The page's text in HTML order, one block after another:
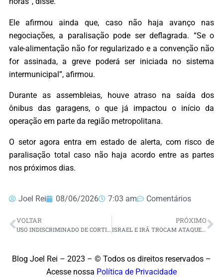
Ele afirmou ainda que, caso não haja avanço nas
negociações, a paralisação pode ser deflagrada. “Se o
vale-alimentação não for regularizado e a convenção não
for assinada, a greve poderá ser iniciada no sistema
intermunicipal”, afirmou.
Durante as assembleias, houve atraso na saída dos
ônibus das garagens, o que já impactou o início da
operação em parte da região metropolitana.
O setor agora entra em estado de alerta, com risco de
paralisação total caso não haja acordo entre as partes
nos próximos dias.
Joel Rei 08/06/2026 7:03 am Comentários
VOLTAR
USO INDISCRIMINADO DE CORTICOIDES PODE CAUSAR GLAUCOMA E CEGUEIRA
PRÓXIMO
ISRAEL E IRÃ TROCAM ATAQUES EM ESCALADA QUE COLOCA EM XEQUE ACORDO DESEJADO POR TRUMP
Blog Joel Rei – 2023 – © Todos os direitos reservados –
Acesse nossa Política de Privacidade